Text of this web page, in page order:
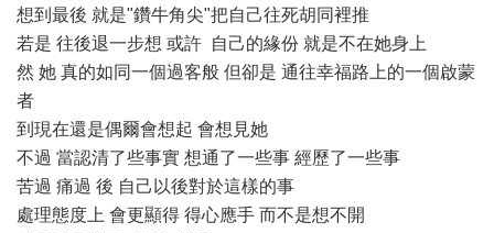
想到最後 就是"鑽牛角尖"把自己往死胡同裡推
若是 往後退一步想 或許 自己的緣份 就是不在她身上
然 她 真的如同一個過客般 但卻是 通往幸福路上的一個啟蒙
者
到現在還是偶爾會想起 會想見她
不過 當認清了些事實 想通了一些事 經歷了一些事
苦過 痛過 後 自己以後對於這樣的事
處理態度上 會更顯得 得心應手 而不是想不開